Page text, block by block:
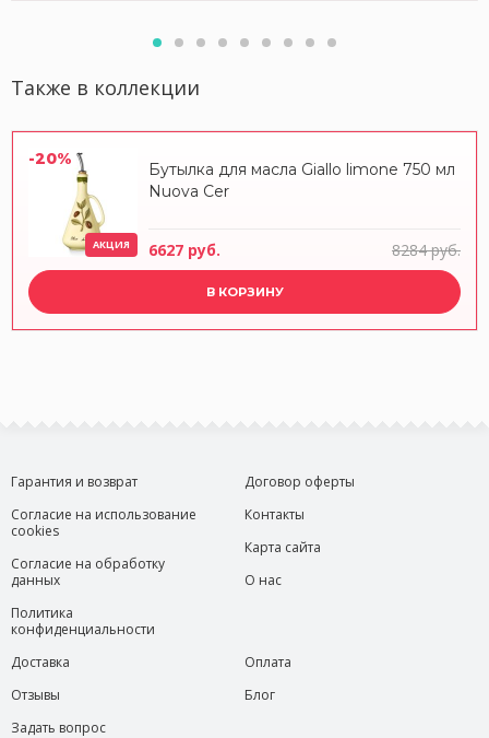
Также в коллекции
-20%
АКЦИЯ
Бутылка для масла Giallo limone 750 мл
Nuova Cer
6627 руб. 8284 руб.
В КОРЗИНУ
Гарантия и возврат
Согласие на использование
cookies
Согласие на обработку
данных
Политика
конфиденциальности
Договор оферты
Контакты
Карта сайта
О нас
Доставка
Отзывы
Задать вопрос
Оплата
Блог